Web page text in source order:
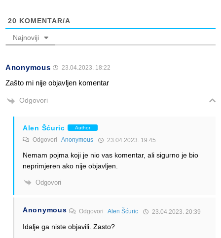
20 KOMENTAR/A
Najnoviji
Anonymous 23.04.2023. 18:22
Zašto mi nije objavljen komentar
Odgovori
Alen Šćuric Author
Odgovori Anonymous 23.04.2023. 19:45
Nemam pojma koji je nio vas komentar, ali sigurno je bio
neprimjeren ako nije objavljen.
Odgovori
Anonymous OdgovoriAlen Šćuric 23.04.2023. 20:39
Idalje ga niste objavili. Zasto?